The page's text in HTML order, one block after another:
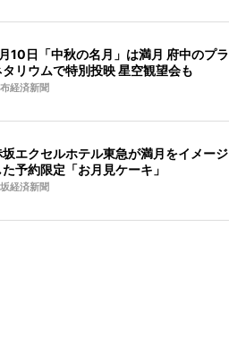
10日「中秋の名月」は満月 府中のプラ
タリウムで特別投映 星空観望会も
経済新聞
坂エクセルホテル東急が満月をイメージ
た予約限定「お月見ケーキ」
経済新聞